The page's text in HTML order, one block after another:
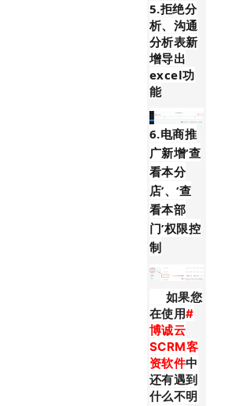
5.拒绝分
析、沟通
分析表新
增导出
excel功
能
6.电商推
广新增‘查
看本分
店’、‘查
看本部
门’权限控
制
如果您
在使用#
博诚云
SCRM客
资软件中
还有遇到
什么不明